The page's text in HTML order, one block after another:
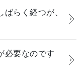
らく経つが、
必要なのです